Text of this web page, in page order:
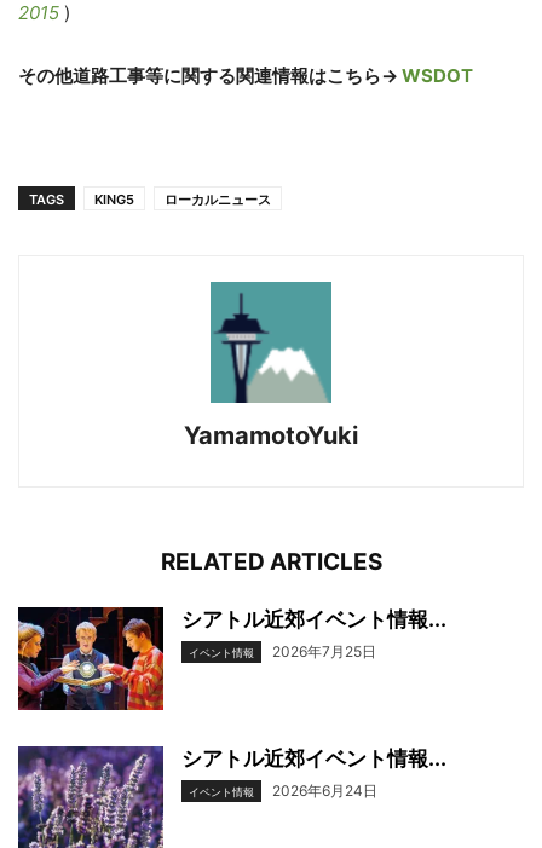
2015 )
その他道路工事等に関する関連情報はこちら→ WSDOT
TAGS KING5 ローカルニュース
YamamotoYuki
RELATED ARTICLES
シアトル近郊イベント情報...
イベント情報 2026年7月25日
シアトル近郊イベント情報...
イベント情報 2026年6月24日